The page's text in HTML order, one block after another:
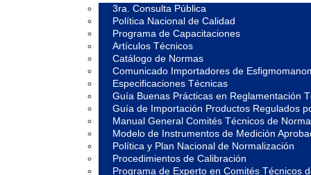
3ra. Consulta Pública
Política Nacional de Calidad
Programa de Capacitaciones
Artículos Técnicos
Catálogo de Normas
Comunicado Importadores de
Especificaciones Técnicas
Guía Buenas Prácticas en Reglamentación
Guía de Importación Productos Regulados
Manual General Comités Técnicos de
Modelo de Instrumentos de Medición
Política y Plan Nacional de Normalización
Procedimientos de Calibración
Programa de Experto en Comités Técnicos